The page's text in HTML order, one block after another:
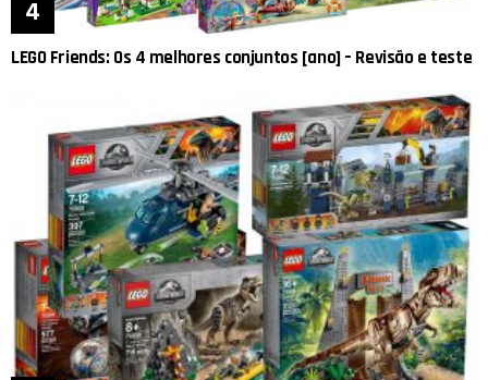
LEGO Friends: Os 4 melhores conjuntos [ano] – Revisão e teste